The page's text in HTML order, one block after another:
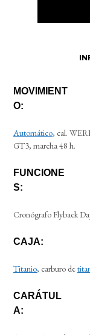
MOVIMIENT
O:
Automático, cal.
GT3, marcha 48 h.
FUNCIONE
S:
Cronógrafo Flyback
CAJA:
Titanio, carburo de
CARÁTUL
A: